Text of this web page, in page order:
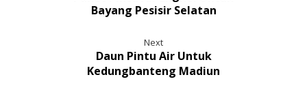
Bayang Pesisir Selatan
Next
Daun Pintu Air Untuk
Kedungbanteng Madiun